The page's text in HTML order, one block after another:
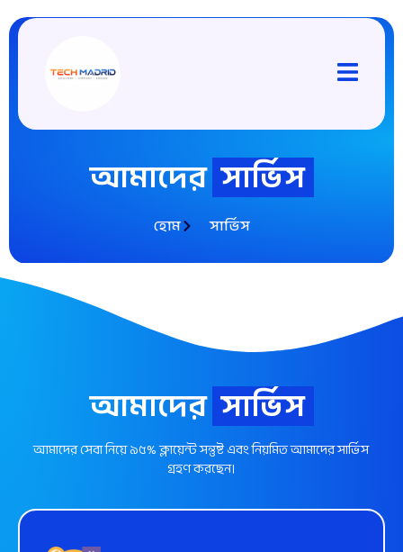
আমাদের সার্ভিস
হোম সার্ভিস
আমাদের সার্ভিস
আমাদের সেবা নিয়ে ৯৫% ক্লায়েন্ট সন্তুষ্ট এবং নিয়মিত আমাদের সার্ভিস
গ্রহণ করছেন।